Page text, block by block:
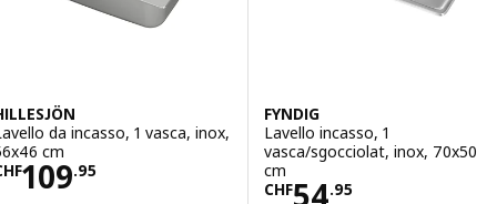
da incasso, 1 vasca, inox,
cm
109.95CHF 109.95
FYNDIG
Lavello incasso, 1
vasca/sgocciolat, inox, 70x50
cm
CHF54.95
Prezzo CHF